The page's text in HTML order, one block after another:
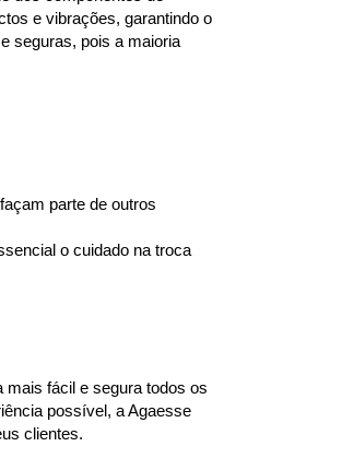
e vibrações, garantindo o
seguras, pois a maioria
parte de outros
o cuidado na troca
mais fácil e segura todos os
possível, a Agaesse
clientes.